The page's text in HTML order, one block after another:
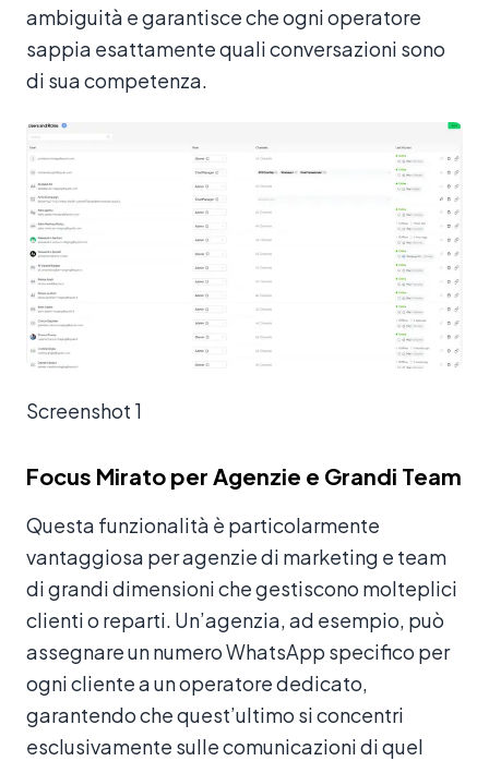
ambiguità e garantisce che ogni operatore
sappia esattamente quali conversazioni sono
di sua competenza.
Screenshot 1
Focus Mirato per Agenzie e Grandi Team
Questa funzionalità è particolarmente
vantaggiosa per agenzie di marketing e team
di grandi dimensioni che gestiscono molteplici
clienti o reparti. Un’agenzia, ad esempio, può
assegnare un numero WhatsApp specifico per
ogni cliente a un operatore dedicato,
garantendo che quest’ultimo si concentri
esclusivamente sulle comunicazioni di quel